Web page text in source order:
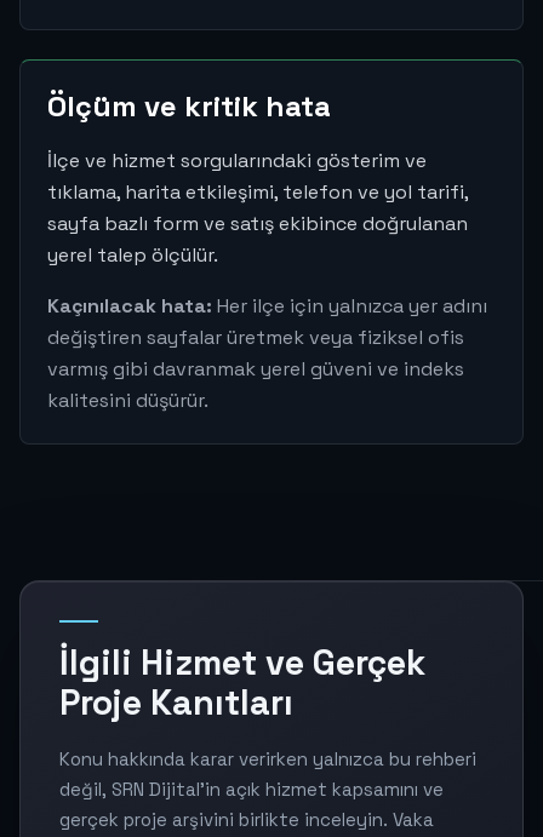
Ölçüm ve kritik hata
İlçe ve hizmet sorgularındaki gösterim ve
tıklama, harita etkileşimi, telefon ve yol tarifi,
sayfa bazlı form ve satış ekibince doğrulanan
yerel talep ölçülür.
Kaçınılacak hata: Her ilçe için yalnızca yer adını
değiştiren sayfalar üretmek veya fiziksel ofis
varmış gibi davranmak yerel güveni ve indeks
kalitesini düşürür.
İlgili Hizmet ve Gerçek
Proje Kanıtları
Konu hakkında karar verirken yalnızca bu rehberi
değil, SRN Dijital'in açık hizmet kapsamını ve
gerçek proje arşivini birlikte inceleyin. Vaka